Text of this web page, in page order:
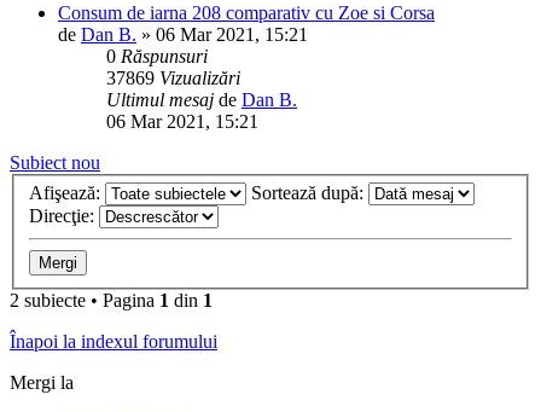
Consum de iarna 208 comparativ cu Zoe si Corsa
de Dan B. » 06 Mar 2021, 15:21
0 Răspunsuri
37869 Vizualizări
Ultimul mesaj de Dan B.
06 Mar 2021, 15:21
Subiect nou
Afişează:
Sortează după:
Direcţie:
2 subiecte • Pagina 1 din 1
Înapoi la indexul forumului
Mergi la